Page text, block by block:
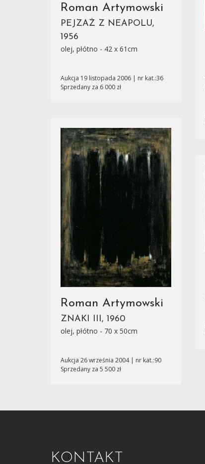
Roman Artymowski
PEJZAŻ Z NEAPOLU,
1956
olej, płótno - 42 x 61cm
Aukcja 19 listopada 2006 | nr kat.:36
Sprzedany za 6 000 zł
Roman Artymowski
ZNAKI III, 1960
olej, płótno - 70 x 50cm
Aukcja 26 września 2004 | nr kat.:90
Sprzedany za 5 500 zł
KONTAKT